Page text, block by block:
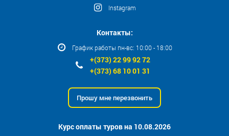
Instagram
Контакты:
График работы пн-вс: 10:00 - 18:00
+(373) 22 99 92 72
+(373) 68 10 01 31
Прошу мне перезвонить
Курс оплаты туров на 10.08.2026